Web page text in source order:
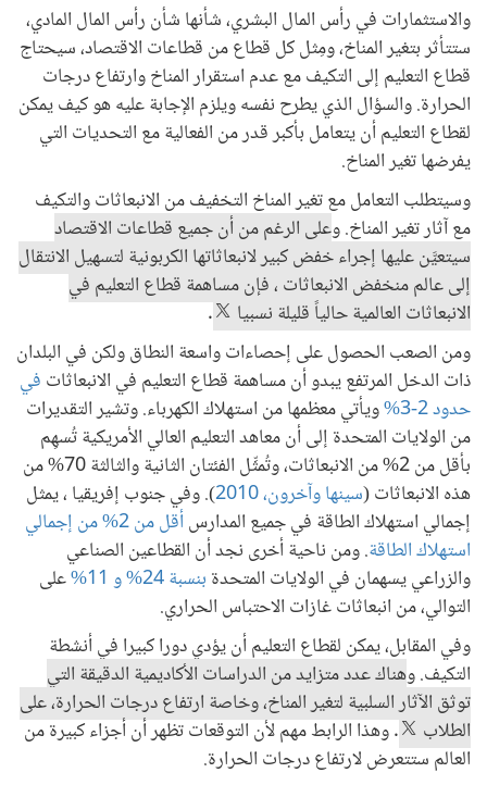
والاستثمارات في رأس المال البشري، شأنها شأن رأس المال المادي،
ستتأثر بتغير المناخ، ومِثل كل قطاع من قطاعات الاقتصاد، سيحتاج
قطاع التعليم إلى التكيف مع عدم استقرار المناخ وارتفاع درجات
الحرارة. والسؤال الذي يطرح نفسه ويلزم الإجابة عليه هو كيف يمكن
لقطاع التعليم أن يتعامل بأكبر قدر من الفعالية مع التحديات التي
يفرضها تغير المناخ.
وسيتطلب التعامل مع تغير المناخ التخفيف من الانبعاثات والتكيف
مع آثار تغير المناخ. وعلى الرغم من أن جميع قطاعات الاقتصاد
سيتعيَّن عليها إجراء خفض كبير لانبعاثاتها الكربونية لتسهيل الانتقال
إلى عالم منخفض الانبعاثات ، فإن مساهمة قطاع التعليم في
الانبعاثات العالمية حالياً قليلة نسبيا
.
ومن الصعب الحصول على إحصاءات واسعة النطاق ولكن في البلدان
ذات الدخل المرتفع يبدو أن مساهمة قطاع التعليم في الانبعاثات في
حدود 2-3%
ويأتي معظمها من استهلاك الكهرباء. وتشير التقديرات
من الولايات المتحدة إلى أن معاهد التعليم العالي الأمريكية تُسهِم
بأقل من 2% من الانبعاثات، وتُمثِّل الفئتان الثانية والثالثة 70% من
هذه الانبعاثات (سينها وآخرون، 2010
). وفي جنوب إفريقيا ، يمثل
إجمالي استهلاك الطاقة في جميع المدارس
أقل من 2% من إجمالي
استهلاك الطاقة. ومن ناحية أخرى نجد أن القطاعين الصناعي
والزراعي يسهمان في الولايات المتحدة بنسبة 24% و 11%
على
التوالي، من انبعاثات غازات الاحتباس الحراري.
وفي المقابل، يمكن لقطاع التعليم أن يؤدي دورا كبيرا في أنشطة
التكيف. وهناك عدد متزايد من الدراسات الأكاديمية الدقيقة التي
توثق الآثار السلبية لتغير المناخ، وخاصة ارتفاع درجات الحرارة، على
الطلاب
. وهذا الرابط مهم لأن التوقعات تظهر أن أجزاء كبيرة من
العالم ستتعرض لارتفاع درجات الحرارة.